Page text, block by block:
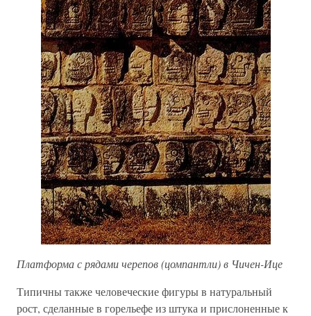
Платформа с рядами черепов (цомпантли) в Чичен-Ице
Типичны также человеческие фигуры в натуральный
рост, сделанные в горельефе из штука и прислоненные к